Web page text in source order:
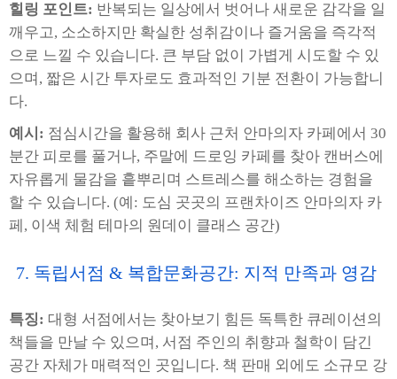
힐링 포인트: 반복되는 일상에서 벗어나 새로운 감각을 일
깨우고, 소소하지만 확실한 성취감이나 즐거움을 즉각적
으로 느낄 수 있습니다. 큰 부담 없이 가볍게 시도할 수 있
으며, 짧은 시간 투자로도 효과적인 기분 전환이 가능합니
다.
예시: 점심시간을 활용해 회사 근처 안마의자 카페에서 30
분간 피로를 풀거나, 주말에 드로잉 카페를 찾아 캔버스에
자유롭게 물감을 흩뿌리며 스트레스를 해소하는 경험을
할 수 있습니다. (예: 도심 곳곳의 프랜차이즈 안마의자 카
페, 이색 체험 테마의 원데이 클래스 공간)
7. 독립서점 & 복합문화공간: 지적 만족과 영감
특징: 대형 서점에서는 찾아보기 힘든 독특한 큐레이션의
책들을 만날 수 있으며, 서점 주인의 취향과 철학이 담긴
공간 자체가 매력적인 곳입니다. 책 판매 외에도 소규모 강